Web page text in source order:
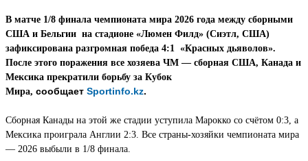
В матче 1/8 финала чемпионата мира 2026 года между сборными
США и Бельгии на стадионе «Люмен Филд» (Сиэтл, США)
зафиксирована разгромная победа 4:1 «Красных дьяволов».
После этого поражения все хозяева ЧМ — сборная США, Канада и
Мексика прекратили борьбу за Кубок
Мира, сообщает Sportinfo.kz.
Сборная Канады на этой же стадии уступила Марокко со счётом 0:3, а
Мексика проиграла Англии 2:3. Все страны-хозяйки чемпионата мира
— 2026 выбыли в 1/8 финала.